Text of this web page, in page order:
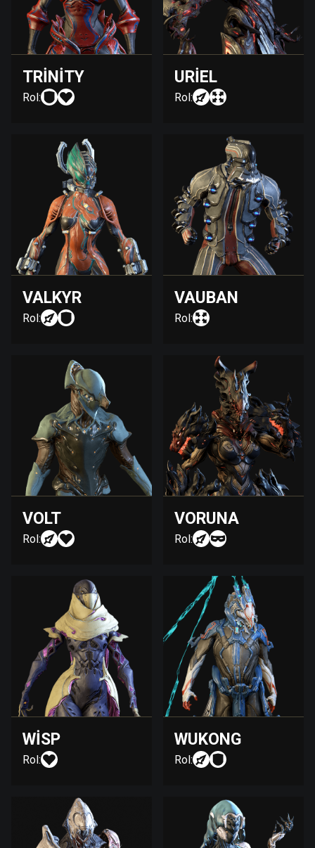
TRINITY
Rol:
URIEL
Rol:
VALKYR
Rol:
VAUBAN
Rol:
VOLT
Rol:
VORUNA
Rol:
WISP
Rol:
WUKONG
Rol: